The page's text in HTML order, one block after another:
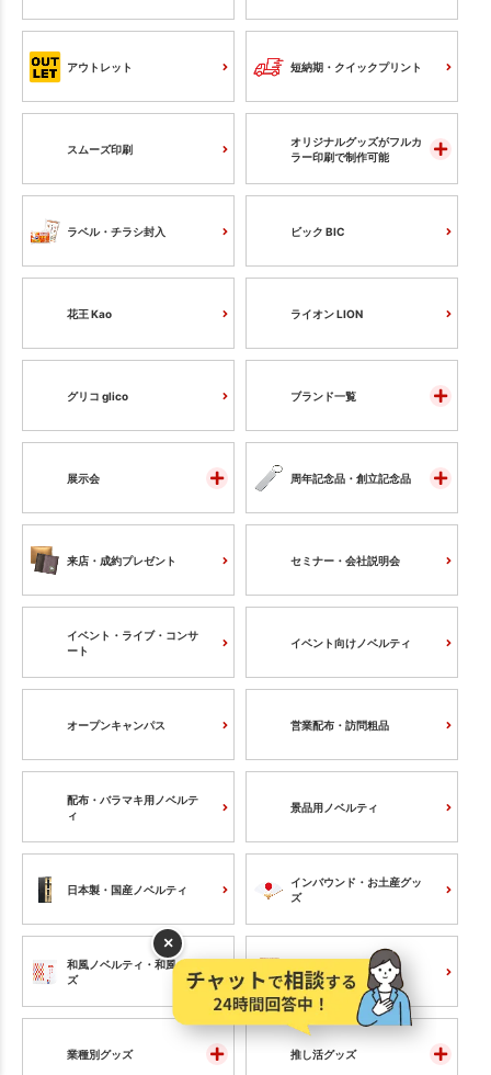
アウトレット 短納期・クイックプリント
スムーズ印刷
オリジナルグッズがフルカ
ラー印刷で制作可能
ラベル・チラシ封入 ビック BIC
花王 Kao ライオン LION
グリコ glico ブランド一覧
展示会 周年記念品・創立記念品
来店・成約プレゼント セミナー・会社説明会
イベント・ライブ・コンサ
ート
イベント向けノベルティ
オープンキャンパス 営業配布・訪問粗品
配布・バラマキ用ノベルテ
ィ
景品用ノベルティ
日本製・国産ノベルティ
インバウンド・お土産グッ
ズ
和風ノベルティ・和風グッ
ズ
木製グッズ
業種別グッズ 推し活グッズ
×